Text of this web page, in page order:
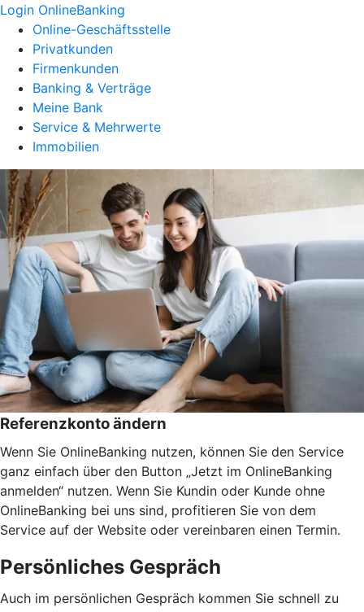
Login OnlineBanking
Online-Geschäftsstelle
Privatkunden
Firmenkunden
Banking & Verträge
Meine Bank
Service & Mehrwerte
Immobilien
Referenzkonto ändern
Wenn Sie OnlineBanking nutzen, können Sie den Service
ganz einfach über den Button „Jetzt im OnlineBanking
anmelden“ nutzen. Wenn Sie Kundin oder Kunde ohne
OnlineBanking bei uns sind, profitieren Sie von dem
Service auf der Website oder vereinbaren einen Termin.
Persönliches Gespräch
Auch im persönlichen Gespräch kommen Sie schnell zu